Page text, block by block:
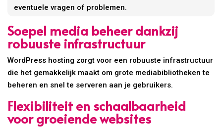
eventuele vragen of problemen.
Soepel media beheer dankzij
robuuste infrastructuur
WordPress hosting zorgt voor een robuuste infrastructuur
die het gemakkelijk maakt om grote mediabibliotheken te
beheren en snel te serveren aan je gebruikers.
Flexibiliteit en schaalbaarheid
voor groeiende websites